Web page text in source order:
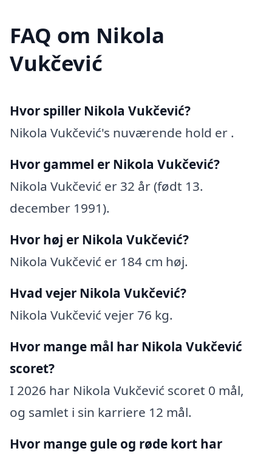
FAQ om Nikola
Vukčević
Hvor spiller Nikola Vukčević?
Nikola Vukčević's nuværende hold er .
Hvor gammel er Nikola Vukčević?
Nikola Vukčević er 32 år (født 13.
december 1991).
Hvor høj er Nikola Vukčević?
Nikola Vukčević er 184 cm høj.
Hvad vejer Nikola Vukčević?
Nikola Vukčević vejer 76 kg.
Hvor mange mål har Nikola Vukčević
scoret?
I 2026 har Nikola Vukčević scoret 0 mål,
og samlet i sin karriere 12 mål.
Hvor mange gule og røde kort har